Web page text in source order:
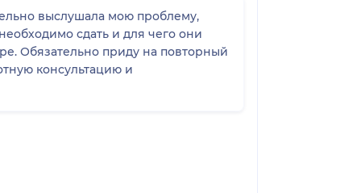
выслушала мою проблему,
сдать и для чего они
Обязательно приду на повторный
консультацию и